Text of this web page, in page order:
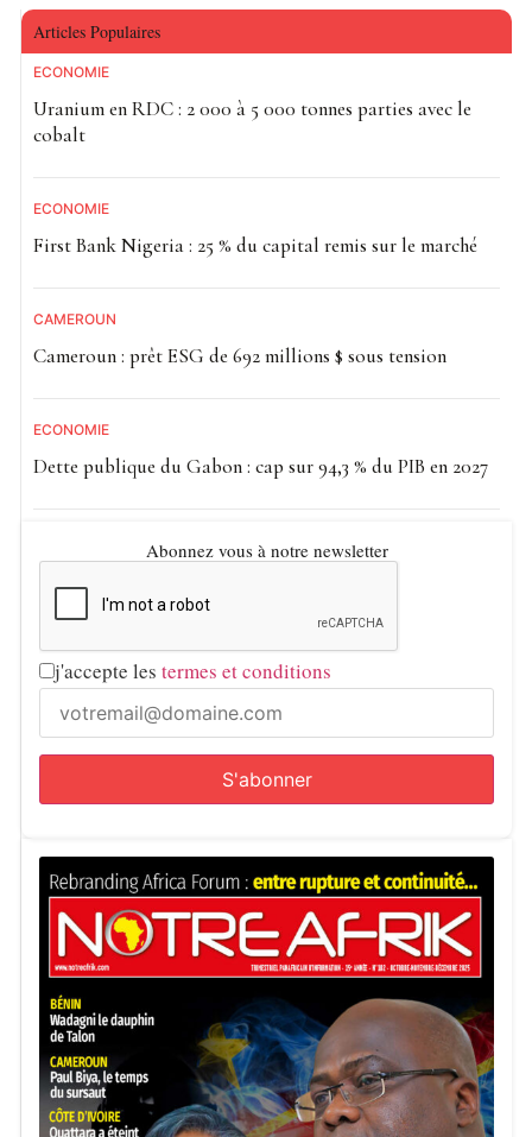
Articles Populaires
ECONOMIE
Uranium en RDC : 2 000 à 5 000 tonnes parties avec le
cobalt
ECONOMIE
First Bank Nigeria : 25 % du capital remis sur le marché
CAMEROUN
Cameroun : prêt ESG de 692 millions $ sous tension
ECONOMIE
Dette publique du Gabon : cap sur 94,3 % du PIB en 2027
Abonnez vous à notre newsletter
j'accepte les termes et conditions